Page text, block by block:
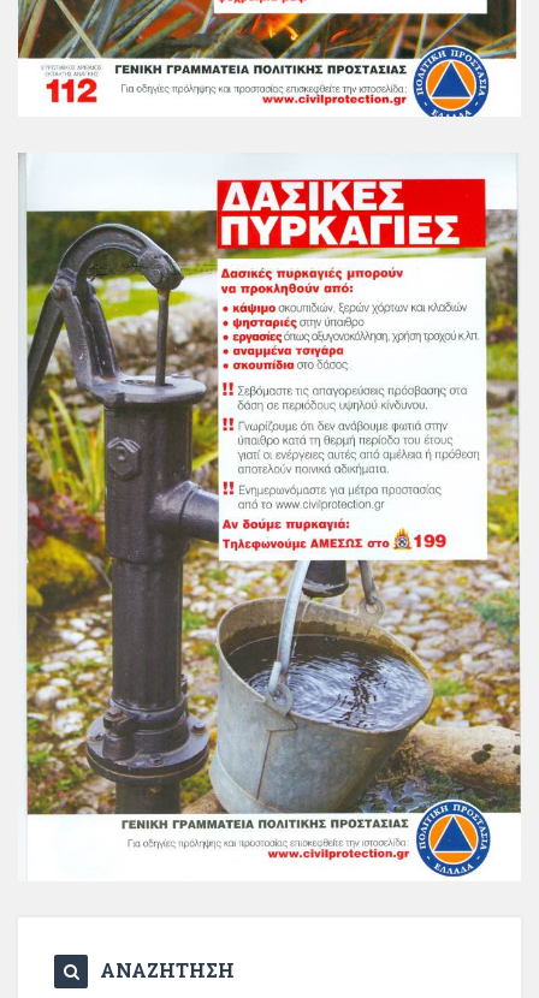
ΑΝΑΖΗΤΗΣΗ